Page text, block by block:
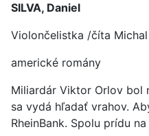
SILVA, Daniel
Violončelistka /číta
americké romány
Miliardár Viktor Orlov bol
sa vydá hľadať vrahov.
RheinBank. Spolu prídu